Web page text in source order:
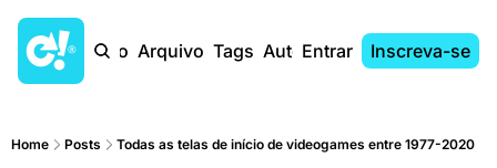
Início Arquivo Tags AutoresEntrar Inscreva-se
Home Posts Todas as telas de início de videogames entre 1977-2020